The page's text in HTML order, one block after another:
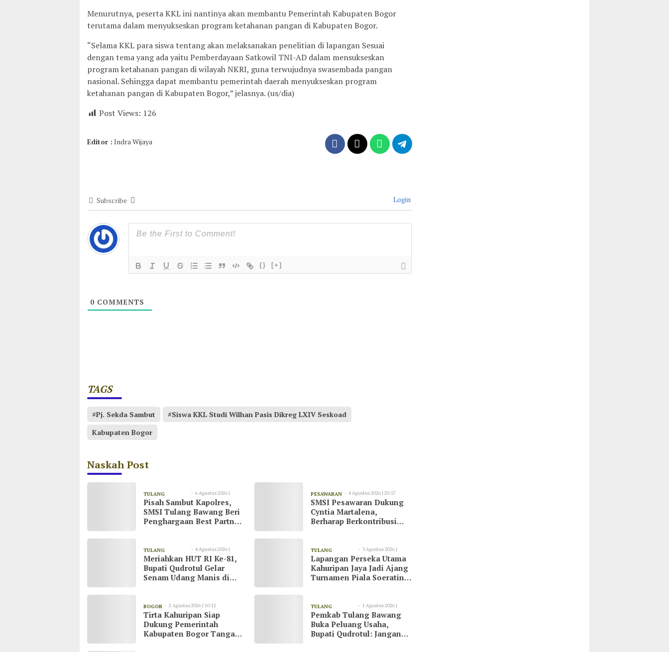
Menurutnya, peserta KKL ini nantinya akan membantu Pemerintah Kabupaten Bogor
terutama dalam menyukseskan program ketahanan pangan di Kabupaten Bogor.
“Selama KKL para siswa tentang akan melaksanakan penelitian di lapangan Sesuai
dengan tema yang ada yaitu Pemberdayaan Satkowil TNI-AD dalam mensukseskan
program ketahanan pangan di wilayah NKRI, guna terwujudnya swasembada pangan
nasional. Sehingga dapat membantu pemerintah daerah menyukseskan program
ketahanan pangan di Kabupaten Bogor,” jelasnya. (us/dia)
Post Views: 126
Editor : Indra Wijaya
Subscribe Login
{} [+]
0 COMMENTS
TAGS
#Pj. Sekda Sambut
#Siswa KKL Studi Wilhan Pasis Dikreg LXIV Seskoad
Kabupaten Bogor
Naskah Post
TULANG
BAWANG
6 Agustus 2026 |
08:55
Pisah Sambut Kapolres,
SMSI Tulang Bawang Beri
Penghargaan Best Partner
PESAWARAN 4 Agustus 2026 | 20:57
SMSI Pesawaran Dukung
Cyntia Martalena,
Berharap Berkontribusi
TULANG
BAWANG
4 Agustus 2026 |
20:51
Meriahkan HUT RI Ke-81,
Bupati Qudrotul Gelar
Senam Udang Manis di
TULANG
BAWANG
3 Agustus 2026 |
13:09
Lapangan Perseka Utama
Kahuripan Jaya Jadi Ajang
Turnamen Piala Soeratin
BOGOR 2 Agustus 2026 | 10:12
Tirta Kahuripan Siap
Dukung Pemerintah
Kabupaten Bogor Tangani
TULANG
BAWANG
1 Agustus 2026 |
23:07
Pemkab Tulang Bawang
Buka Peluang Usaha,
Bupati Qudrotul: Jangan